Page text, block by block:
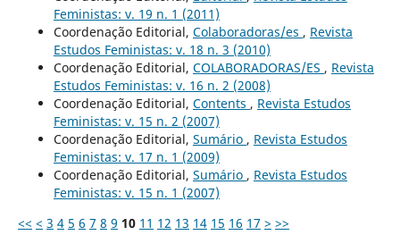
Feministas: v. 19 n. 1 (2011)
Coordenação Editorial, Colaboradoras/es , Revista
Estudos Feministas: v. 18 n. 3 (2010)
Coordenação Editorial, COLABORADORAS/ES , Revista
Estudos Feministas: v. 16 n. 2 (2008)
Coordenação Editorial, Contents , Revista Estudos
Feministas: v. 15 n. 2 (2007)
Coordenação Editorial, Sumário , Revista Estudos
Feministas: v. 17 n. 1 (2009)
Coordenação Editorial, Sumário , Revista Estudos
Feministas: v. 15 n. 1 (2007)
<< < 3 4 5 6 7 8 9 10 11 12 13 14 15 16 17 > >>